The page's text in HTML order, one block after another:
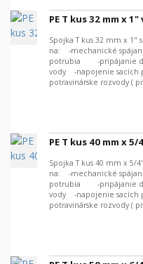
PE T kus 32 mm x
Spojka T kus 32 mm x 1"
na: -mechanické
potrubia -pripájanie
vody -napojenie sacích
potravinárske rozvody (
PE T kus 40 mm x
Spojka T kus 40 mm x 5/
na: -mechanické
potrubia -pripájanie
vody -napojenie sacích
potravinárske rozvody (